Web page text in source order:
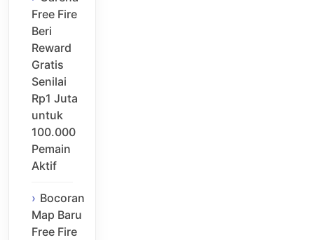
Free Fire
Beri
Reward
Gratis
Senilai
Rp1 Juta
untuk
100.000
Pemain
Aktif
Bocoran
Map Baru
Free Fire